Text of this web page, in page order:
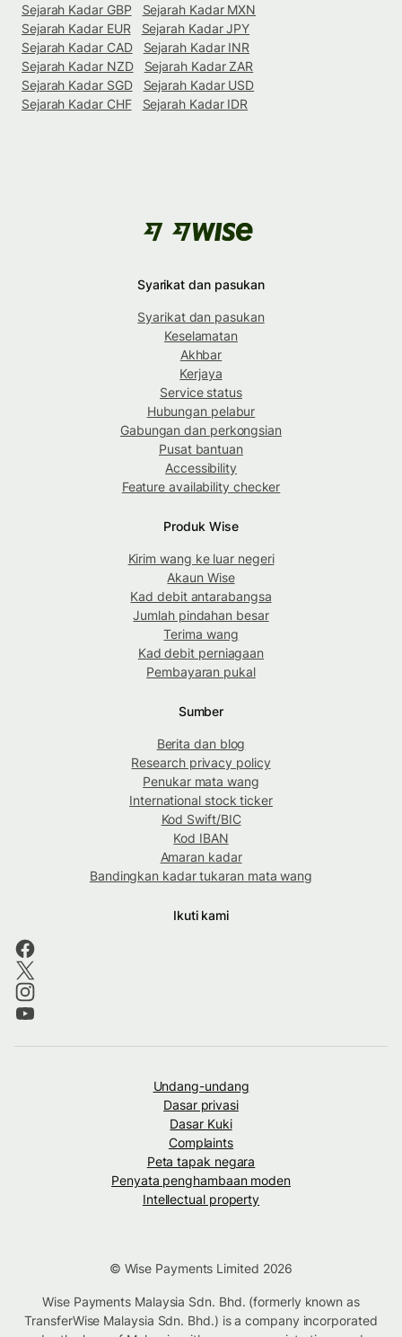
Sejarah Kadar GBP
Sejarah Kadar MXN
Sejarah Kadar EUR
Sejarah Kadar JPY
Sejarah Kadar CAD
Sejarah Kadar INR
Sejarah Kadar NZD
Sejarah Kadar ZAR
Sejarah Kadar SGD
Sejarah Kadar USD
Sejarah Kadar CHF
Sejarah Kadar IDR
Syarikat dan pasukan
Syarikat dan pasukan
Keselamatan
Akhbar
Kerjaya
Service status
Hubungan pelabur
Gabungan dan perkongsian
Pusat bantuan
Accessibility
Feature availability checker
Produk Wise
Kirim wang ke luar negeri
Akaun Wise
Kad debit antarabangsa
Jumlah pindahan besar
Terima wang
Kad debit perniagaan
Pembayaran pukal
Sumber
Berita dan blog
Research privacy policy
Penukar mata wang
International stock ticker
Kod Swift/BIC
Kod IBAN
Amaran kadar
Bandingkan kadar tukaran mata wang
Ikuti kami
Undang-undang
Dasar privasi
Dasar Kuki
Complaints
Peta tapak negara
Penyata penghambaan moden
Intellectual property
© Wise Payments Limited 2026
Wise Payments Malaysia Sdn. Bhd. (formerly known as
TransferWise Malaysia Sdn. Bhd.) is a company incorporated